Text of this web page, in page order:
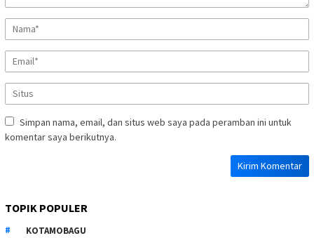
Simpan nama, email, dan situs web saya pada peramban ini untuk
komentar saya berikutnya.
TOPIK POPULER
KOTAMOBAGU